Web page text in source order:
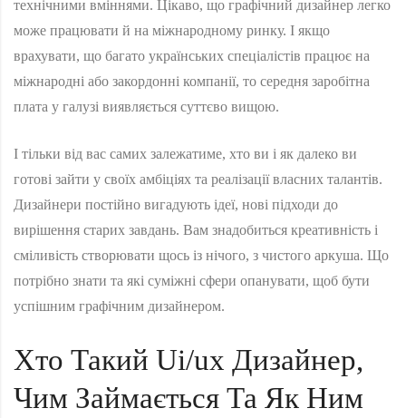
технічними вміннями. Цікаво, що графічний дизайнер легко
може працювати й на міжнародному ринку. І якщо
врахувати, що багато українських спеціалістів працює на
міжнародні або закордонні компанії, то середня заробітна
плата у галузі виявляється суттєво вищою.
І тільки від вас самих залежатиме, хто ви і як далеко ви
готові зайти у своїх амбіціях та реалізації власних талантів.
Дизайнери постійно вигадують ідеї, нові підходи до
вирішення старих завдань. Вам знадобиться креативність і
сміливість створювати щось із нічого, з чистого аркуша. Що
потрібно знати та які суміжні сфери опанувати, щоб бути
успішним графічним дизайнером.
Хто Такий Ui/ux Дизайнер,
Чим Займається Та Як Ним